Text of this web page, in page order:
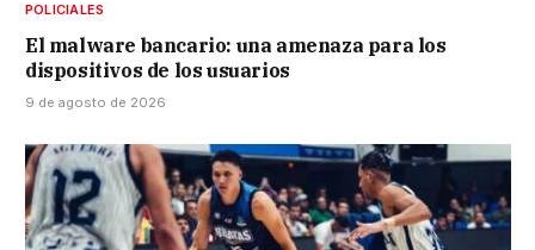
POLICIALES
El malware bancario: una amenaza para los
dispositivos de los usuarios
9 de agosto de 2026